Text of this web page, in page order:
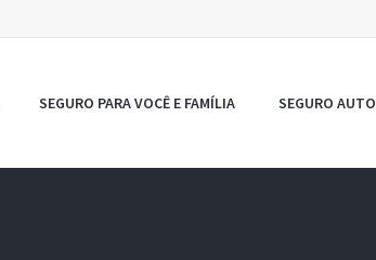
SEGURO PARA VOCÊ E FAMÍLIA SEGURO AUTO